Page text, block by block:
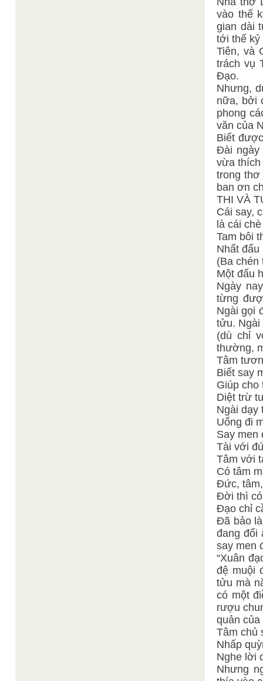
vào thế
gian dài
tới thế kỷ
Tiên, và
trách vụ
Đạo.
Nhưng,
nữa, bởi
phong
văn của
Biết
Đài ngày
vừa thích
trong thơ
ban ơn
THI VÀ
Cái say,
là cái
Tam bôi
Nhất
(Ba
Một đấu
Ngày
từng
Ngài gọi
tửu. Ngài
(dù chỉ
thường,
Tâm
Biết say
Giúp cho
Diệt trừ
Ngài dạy
Uống đi
Say men
Tài với
Tâm với
Có tâm
Đức,
Đời thì
Đạo chỉ
Đã bảo
đang đối
say men
“Xuân
đệ muội
tửu mà
có một
rượu
quản
Tâm chủ
Nhấp
Nghe lời
Nhưng